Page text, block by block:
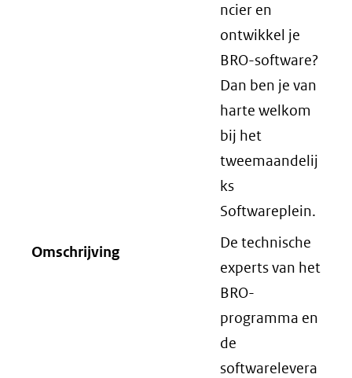
ncier en
ontwikkel je
BRO-software?
Dan ben je van
harte welkom
bij het
tweemaandelij
ks
Softwareplein.
Omschrijving
De technische
experts van het
BRO-
programma en
de
softwarelevera